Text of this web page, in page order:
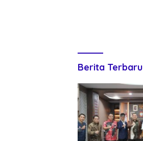
SUARACELEBES
Berita Terbaru